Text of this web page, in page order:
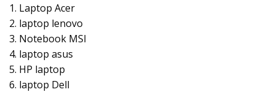
1. Laptop Acer
2. laptop lenovo
3. Notebook MSI
4. laptop asus
5. HP laptop
6. laptop Dell